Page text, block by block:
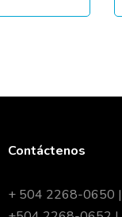
Contáctenos
+ 504 2268-0650